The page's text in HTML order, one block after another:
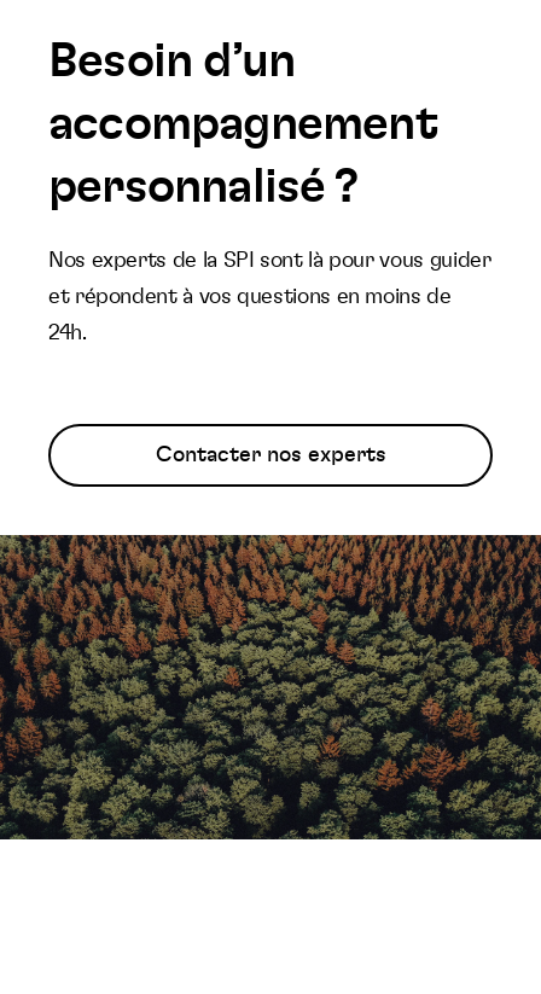
Besoin d’un
accompagnement
personnalisé ?
Nos experts de la SPI sont là pour vous guider
et répondent à vos questions en moins de
24h.
Contacter nos experts